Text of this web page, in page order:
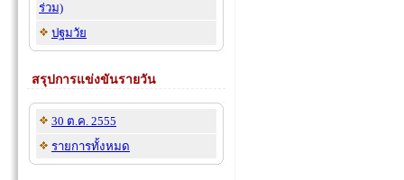
ร่วม)
ปฐมวัย
สรุปการแข่งขันรายวัน
30 ต.ค. 2555
รายการทั้งหมด